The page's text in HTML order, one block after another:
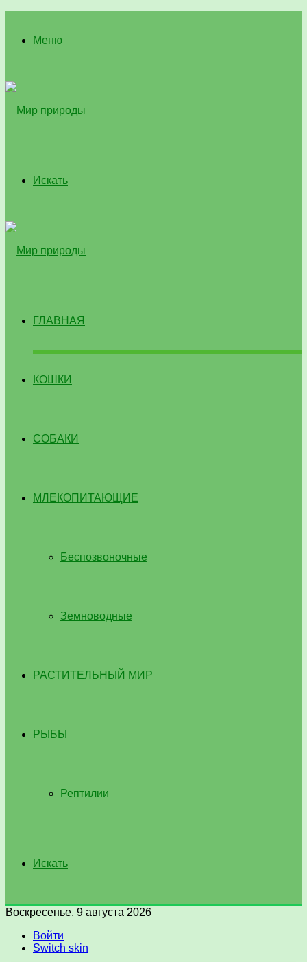
Меню
Искать
ГЛАВНАЯ
КОШКИ
СОБАКИ
МЛЕКОПИТАЮЩИЕ
Беспозвоночные
Земноводные
РАСТИТЕЛЬНЫЙ МИР
РЫБЫ
Рептилии
Искать
Воскресенье, 9 августа 2026
Войти
Switch skin